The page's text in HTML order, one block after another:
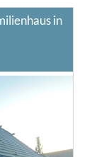
in